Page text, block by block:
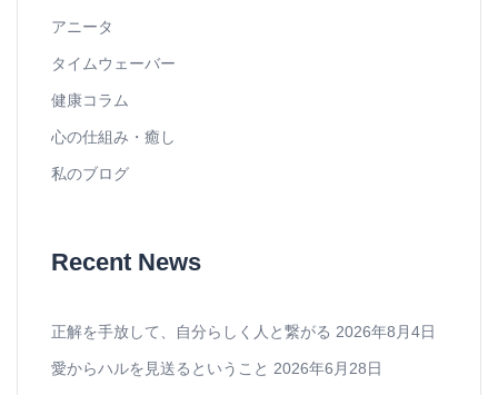
アニータ
タイムウェーバー
健康コラム
心の仕組み・癒し
私のブログ
Recent News
正解を手放して、自分らしく人と繋がる 2026年8月4日
愛からハルを見送るということ 2026年6月28日